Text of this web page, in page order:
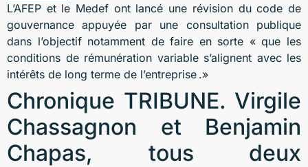
L’AFEP et le Medef ont lancé une révision du code de
gouvernance appuyée par une consultation publique
dans l’objectif notamment de faire en sorte « que les
conditions de rémunération variable s’alignent avec les
intérêts de long terme de l’entreprise .»
Chronique TRIBUNE. Virgile
Chassagnon et Benjamin
Chapas, tous deux